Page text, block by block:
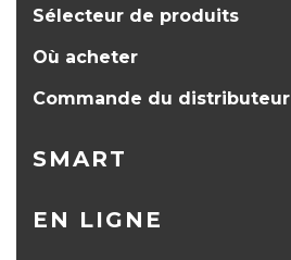
Sélecteur de produits
Où acheter
Commande du distributeur
SMART
EN LIGNE